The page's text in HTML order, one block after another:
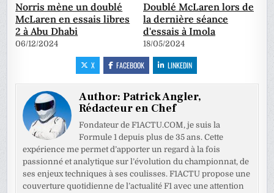
Norris mène un doublé
McLaren en essais libres
2 à Abu Dhabi
06/12/2024
Doublé McLaren lors de
la dernière séance
d'essais à Imola
18/05/2024
X FACEBOOK LINKEDIN
Author:Patrick Angler,
Rédacteur en Chef
Fondateur de F1ACTU.COM, je suis la
Formule 1 depuis plus de 35 ans. Cette
expérience me permet d’apporter un regard à la fois
passionné et analytique sur l’évolution du championnat, de
ses enjeux techniques à ses coulisses. F1ACTU propose une
couverture quotidienne de l’actualité F1 avec une attention